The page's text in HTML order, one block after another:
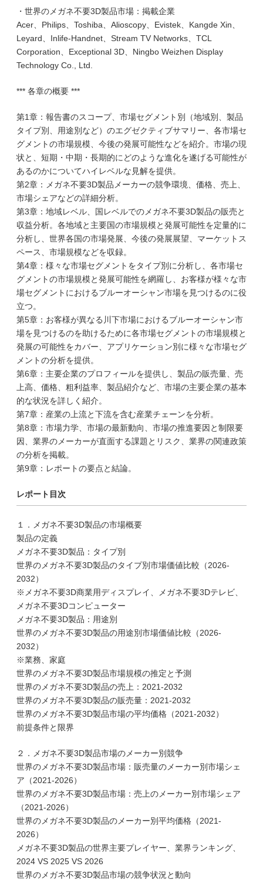
・世界のメガネ不要3D製品市場：掲載企業
Acer、Philips、Toshiba、Alioscopy、Evistek、Kangde Xin、
Leyard、Inlife-Handnet、Stream TV Networks、TCL
Corporation、Exceptional 3D、Ningbo Weizhen Display
Technology Co., Ltd.
*** 各章の概要 ***
第1章：報告書のスコープ、市場セグメント別（地域別、製品
タイプ別、用途別など）のエグゼクティブサマリー、各市場セ
グメントの市場規模、今後の発展可能性などを紹介。市場の現
状と、短期・中期・長期的にどのような進化を遂げる可能性が
あるのかについてハイレベルな見解を提供。
第2章：メガネ不要3D製品メーカーの競争環境、価格、売上、
市場シェアなどの詳細分析。
第3章：地域レベル、国レベルでのメガネ不要3D製品の販売と
収益分析。各地域と主要国の市場規模と発展可能性を定量的に
分析し、世界各国の市場発展、今後の発展展望、マーケットス
ペース、市場規模などを収録。
第4章：様々な市場セグメントをタイプ別に分析し、各市場セ
グメントの市場規模と発展可能性を網羅し、お客様が様々な市
場セグメントにおけるブルーオーシャン市場を見つけるのに役
立つ。
第5章：お客様が異なる川下市場におけるブルーオーシャン市
場を見つけるのを助けるために各市場セグメントの市場規模と
発展の可能性をカバー、アプリケーション別に様々な市場セグ
メントの分析を提供。
第6章：主要企業のプロフィールを提供し、製品の販売量、売
上高、価格、粗利益率、製品紹介など、市場の主要企業の基本
的な状況を詳しく紹介。
第7章：産業の上流と下流を含む産業チェーンを分析。
第8章：市場力学、市場の最新動向、市場の推進要因と制限要
因、業界のメーカーが直面する課題とリスク、業界の関連政策
の分析を掲載。
第9章：レポートの要点と結論。
レポート目次
１．メガネ不要3D製品の市場概要
製品の定義
メガネ不要3D製品：タイプ別
世界のメガネ不要3D製品のタイプ別市場価値比較（2026-
2032）
※メガネ不要3D商業用ディスプレイ、メガネ不要3Dテレビ、
メガネ不要3Dコンピューター
メガネ不要3D製品：用途別
世界のメガネ不要3D製品の用途別市場価値比較（2026-
2032）
※業務、家庭
世界のメガネ不要3D製品市場規模の推定と予測
世界のメガネ不要3D製品の売上：2021-2032
世界のメガネ不要3D製品の販売量：2021-2032
世界のメガネ不要3D製品市場の平均価格（2021-2032）
前提条件と限界
２．メガネ不要3D製品市場のメーカー別競争
世界のメガネ不要3D製品市場：販売量のメーカー別市場シェ
ア（2021-2026）
世界のメガネ不要3D製品市場：売上のメーカー別市場シェア
（2021-2026）
世界のメガネ不要3D製品のメーカー別平均価格（2021-
2026）
メガネ不要3D製品の世界主要プレイヤー、業界ランキング、
2024 VS 2025 VS 2026
世界のメガネ不要3D製品市場の競争状況と動向